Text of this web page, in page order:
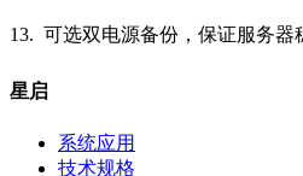
13. 可选双电源备份，保证服务器
星启
系统应用
技术规格